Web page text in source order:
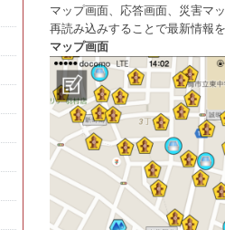
マップ画面、応答画面、災害マ
再読み込みすることで最新情報
マップ